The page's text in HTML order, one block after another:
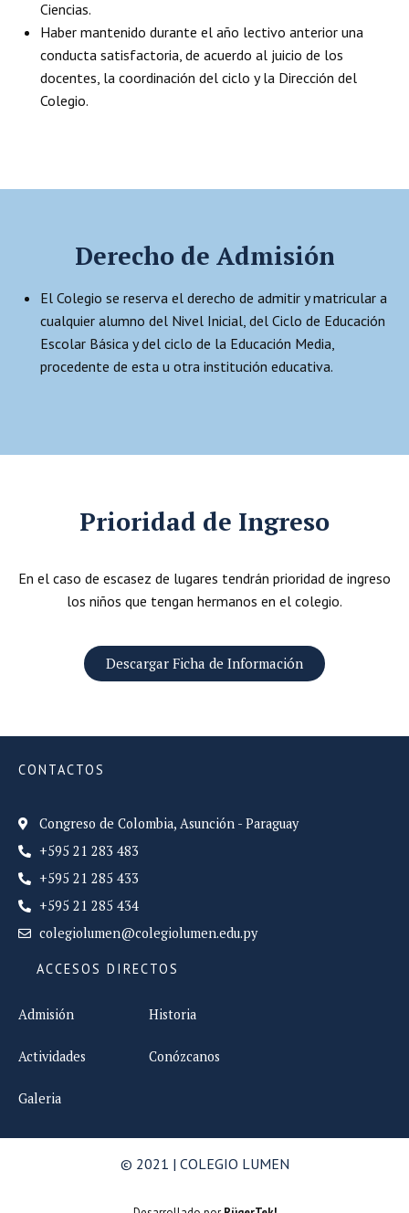
Ciencias.
Haber mantenido durante el año lectivo anterior una
conducta satisfactoria, de acuerdo al juicio de los
docentes, la coordinación del ciclo y la Dirección del
Colegio.
Derecho de Admisión
El Colegio se reserva el derecho de admitir y matricular a
cualquier alumno del Nivel Inicial, del Ciclo de Educación
Escolar Básica y del ciclo de la Educación Media,
procedente de esta u otra institución educativa.
Prioridad de Ingreso
En el caso de escasez de lugares tendrán prioridad de ingreso
los niños que tengan hermanos en el colegio.
Descargar Ficha de Información
CONTACTOS
Congreso de Colombia, Asunción - Paraguay
+595 21 283 483
+595 21 285 433
+595 21 285 434
colegiolumen@colegiolumen.edu.py
ACCESOS DIRECTOS
Admisión
Actividades
Galeria
Historia
Conózcanos
© 2021 | COLEGIO LUMEN